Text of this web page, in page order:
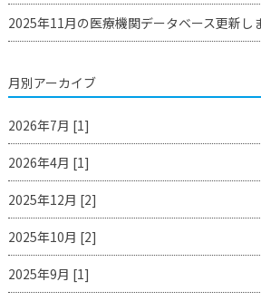
2025年11月の医療機関データベース更新し
月別アーカイブ
2026年7月 [1]
2026年4月 [1]
2025年12月 [2]
2025年10月 [2]
2025年9月 [1]